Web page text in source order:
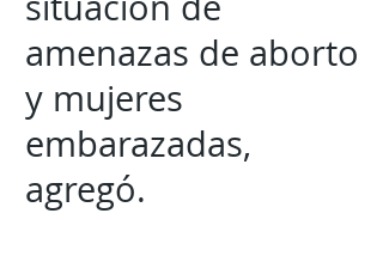
amenazas de aborto
y mujeres
embarazadas,
agregó.